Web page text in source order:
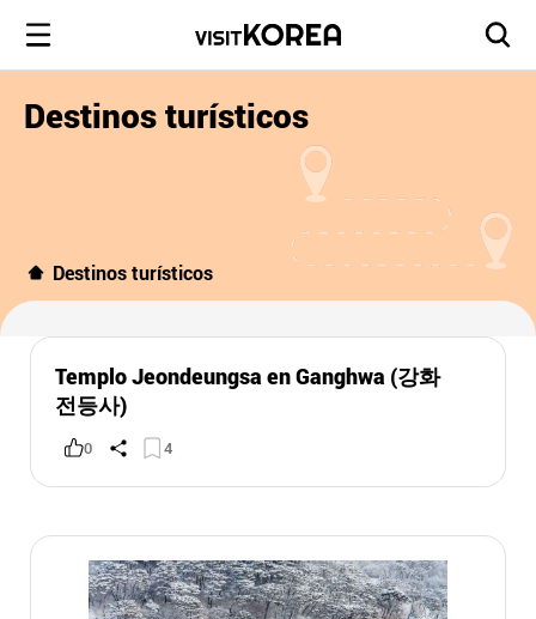
Destinos turísticos
Destinos turísticos
Templo Jeondeungsa en Ganghwa (강화
전등사)
0 4